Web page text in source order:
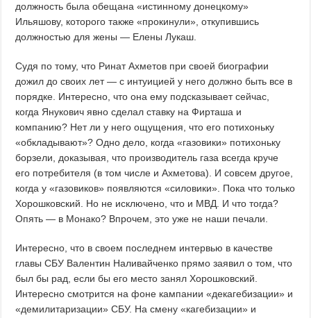
должность была обещана «истинному донецкому»
Ильяшову, которого также «прокинули», откупившись
должностью для жены — Елены Лукаш.
Судя по тому, что Ринат Ахметов при своей биографии
дожил до своих лет — с интуицией у него должно быть все в
порядке. Интересно, что она ему подсказывает сейчас,
когда Янукович явно сделал ставку на Фирташа и
компанию? Нет ли у него ощущения, что его потихоньку
«обкладывают»? Одно дело, когда «газовики» потихоньку
борзели, доказывая, что производитель газа всегда круче
его потребителя (в том числе и Ахметова). И совсем другое,
когда у «газовиков» появляются «силовики». Пока что только
Хорошковский. Но не исключено, что и МВД. И что тогда?
Опять — в Монако? Впрочем, это уже не наши печали.
Интересно, что в своем последнем интервью в качестве
главы СБУ Валентин Наливайченко прямо заявил о том, что
был бы рад, если бы его место занял Хорошковский.
Интересно смотрится на фоне кампании «декагебизации» и
«демилитаризации» СБУ. На смену «кагебизации» и